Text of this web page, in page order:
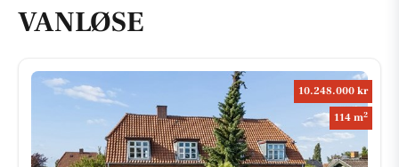
VANLØSE
10.248.000 kr
114 m2